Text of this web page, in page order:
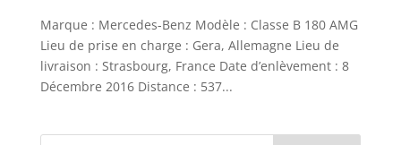
Marque : Mercedes-Benz Modèle : Classe B 180 AMG
Lieu de prise en charge : Gera, Allemagne Lieu de
livraison : Strasbourg, France Date d’enlèvement : 8
Décembre 2016 Distance : 537...